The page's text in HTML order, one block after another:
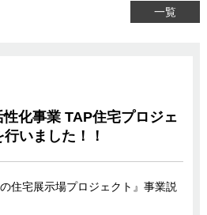
一覧
化事業 TAP住宅プロジェ
いました！！
住宅展示場プロジェクト』事業説